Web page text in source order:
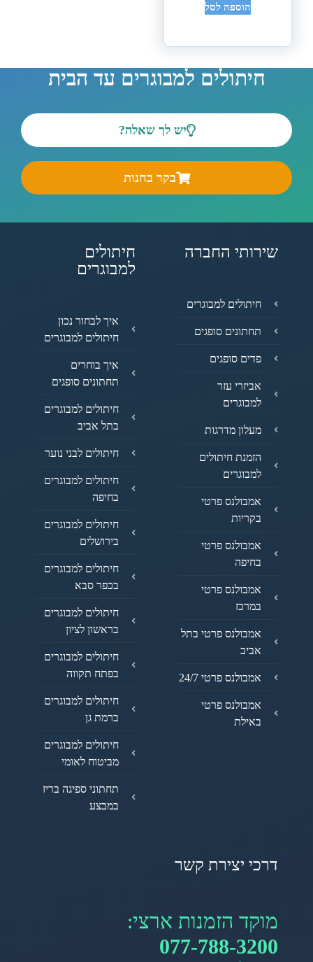
הוספה לסל
חיתולים למבוגרים עד הבית
יש לך שאלה?
בקר בחנות
שירותי החברה
חיתולים למבוגרים
תחתונים סופגים
פדים סופגים
אביזרי עזר
למבוגרים
מעלון מדרגות
הזמנת חיתולים
למבוגרים
אמבולנס פרטי
בקריות
אמבולנס פרטי
בחיפה
אמבולנס פרטי
במרכז
אמבולנס פרטי בתל
אביב
אמבולנס פרטי 24/7
אמבולנס פרטי
באילת
חיתולים
למבוגרים
איך לבחור נכון
חיתולים למבוגרים
איך בוחרים
תחתונים סופגים
חיתולים למבוגרים
בתל אביב
חיתולים לבני נוער
חיתולים למבוגרים
בחיפה
חיתולים למבוגרים
בירושלים
חיתולים למבוגרים
בכפר סבא
חיתולים למבוגרים
בראשון לציון
חיתולים למבוגרים
בפתח תקווה
חיתולים למבוגרים
ברמת גן
חיתולים למבוגרים
מביטוח לאומי
תחתוני ספיגה בריז
במבצע
דרכי יצירת קשר
מוקד הזמנות ארצי:
077-788-3200